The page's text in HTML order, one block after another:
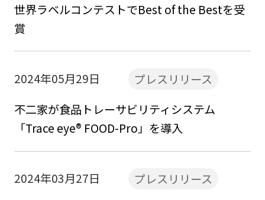
世界ラベルコンテストでBest of the Bestを受
賞
2024年05月29日
プレスリリース
不二家が食品トレーサビリティシステム
「Trace eye® FOOD-Pro」を導入
2024年03月27日
プレスリリース